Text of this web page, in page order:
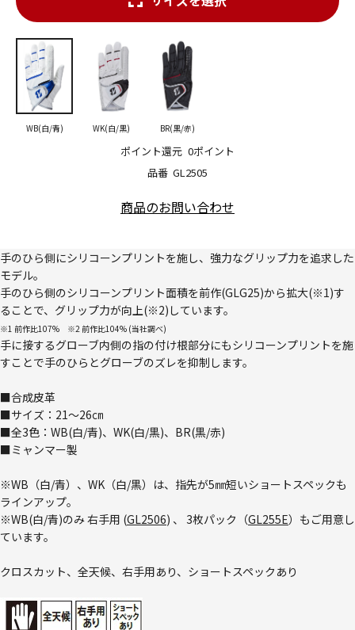
品番 GL2505
ポイント還元 0ポイント
WB(白/青) WK(白/黒) BR(黒/赤)
商品のお問い合わせ
手のひら側にシリコーンプリントを施し、強力なグリップ力を追求した
モデル。
手のひら側のシリコーンプリント面積を前作(GLG25)から拡大(※1)す
ることで、グリップ力が向上(※2)しています。
※1 前作比107% ※2 前作比104% (当社調べ)
手に接するグローブ内側の指の付け根部分にもシリコーンプリントを施
すことで手のひらとグローブのズレを抑制します。
■合成皮革
■サイズ：21～26㎝
■全3色：WB(白/青)、WK(白/黒)、BR(黒/赤)
■ミャンマー製
※WB（白/青）、WK（白/黒）は、指先が5㎜短いショートスペックも
ラインアップ。
※WB(白/青)のみ 右手用 (GL2506) 、 3枚パック（GL255E）もご用意し
ています。
クロスカット、全天候、右手用あり、ショートスペックあり